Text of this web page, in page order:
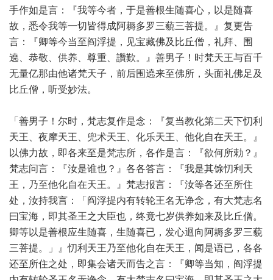
手作如是言：『我等今者，于是善根生随喜心，以是随喜
故，悉令我等一切皆得成阿耨多罗三藐三菩提。』复更告
言：『卿等今当至阎浮提，见宝藏佛及比丘僧，礼拜、围
遶、恭敬、供养、尊重、讚歎。』善男子！时梵天王与百千
无量亿那由他诸梵天子，前后围遶来至佛所，头面礼佛足及
比丘僧，听受妙法。
「善男子！尔时，梵志复作是念：『复当教化第二天下忉利
天王、夜摩天王、兜术天王、化乐天王、他化自在天王。』
以佛力故，即各来至是梵志所，各作是言：『欲何所勅？』
梵志问言：『汝是谁也？』各各答言：『我是其馀忉利天
王，乃至他化自在天王。』梵志报言：『汝等各还至所住
处，汝持我言：「阎浮提内有转轮王名无诤念，有大梵志名
曰宝海，即其圣王之大臣也，终竟七岁供养如来及比丘僧。
卿等以是善根应生随喜，生随喜已，发心迴向阿耨多罗三藐
三菩提。」』忉利天王乃至他化自在天王，闻是语已，各各
还至所住之处，即集会诸天而告之言：『卿等当知，阎浮提